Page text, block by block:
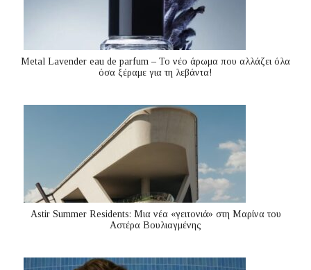
Metal Lavender eau de parfum – Το νέο άρωμα που αλλάζει όλα
όσα ξέραμε για τη λεβάντα!
Astir Summer Residents: Μια νέα «γειτονιά» στη Μαρίνα του
Αστέρα Βουλιαγμένης